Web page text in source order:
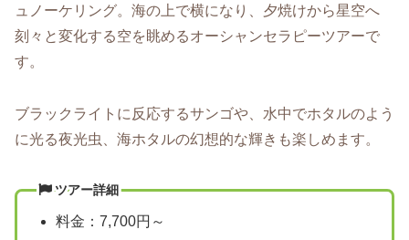
ュノーケリング。海の上で横になり、夕焼けから星空へ
刻々と変化する空を眺めるオーシャンセラピーツアーで
す。
ブラックライトに反応するサンゴや、水中でホタルのよう
に光る夜光虫、海ホタルの幻想的な輝きも楽しめます。
ツアー詳細
料金：7,700円～